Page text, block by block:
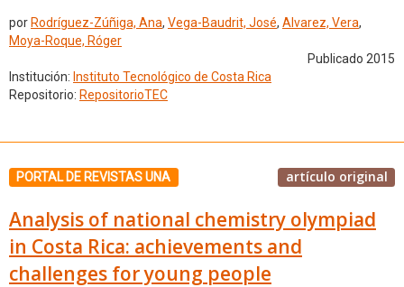
por Rodríguez-Zúñiga, Ana, Vega-Baudrit, José, Alvarez, Vera,
Moya-Roque, Róger
Publicado 2015
Institución: Instituto Tecnológico de Costa Rica
Repositorio: RepositorioTEC
PORTAL DE REVISTAS UNA artículo original
Analysis of national chemistry olympiad
in Costa Rica: achievements and
challenges for young people